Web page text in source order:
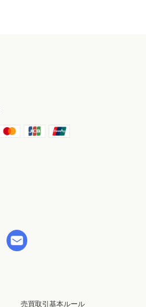
売買取引基本ルール